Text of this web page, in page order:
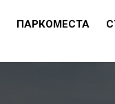
ПАРКОМЕСТА